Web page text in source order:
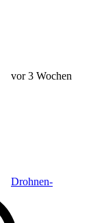
vor 3 Wochen
Drohnen-